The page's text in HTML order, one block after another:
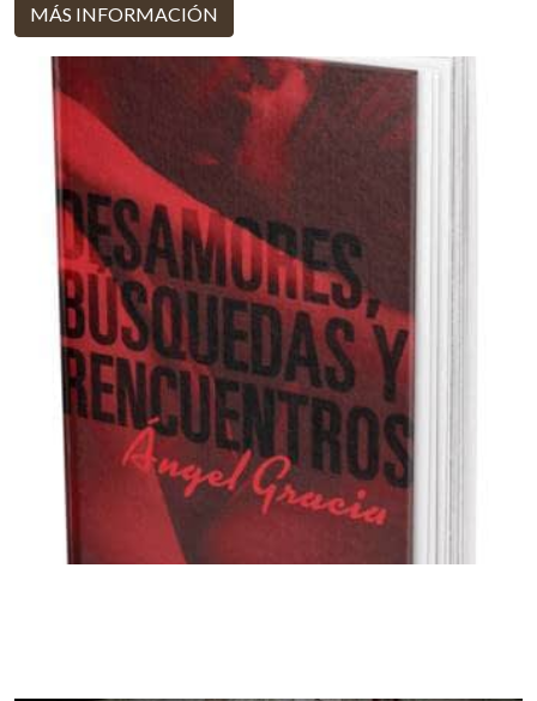
MÁS INFORMACIÓN